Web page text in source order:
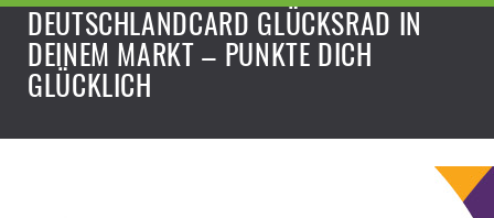
DEUTSCHLANDCARD GLÜCKSRAD IN
DEINEM MARKT – PUNKTE DICH
GLÜCKLICH